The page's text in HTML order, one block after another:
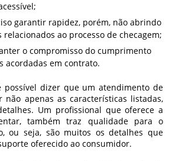
garantir rapidez, porém, não abrindo
relacionados ao processo de checagem;
o compromisso do cumprimento
acordadas em contrato.
possível dizer que um atendimento de
não apenas as características listadas,
Um profissional que oferece a
também traz qualidade para o
ou seja, são muitos os detalhes que
oferecido ao consumidor.